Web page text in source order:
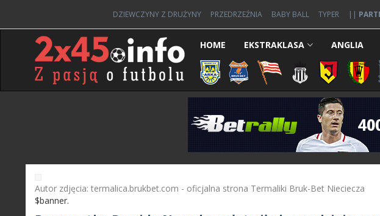
DZIEWCZYNY Z DRUŻYNY PRZEDRZEŹNIA BABY BALL TYPER ||
HOME EKSTRAKLASA ANGLIA
Autor zdjęcia: termalica.brukbet.com - oficjalna strona Termaliki Bruk-Bet Nieciecza
$banner.